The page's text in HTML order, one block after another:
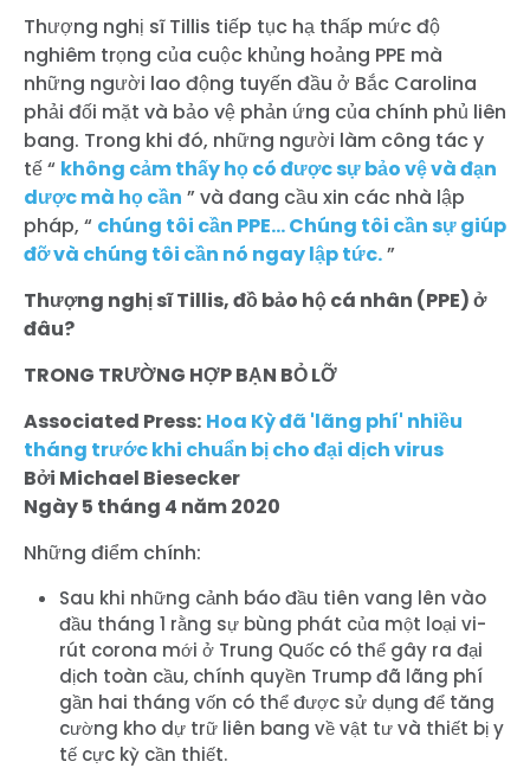
Thượng nghị sĩ Tillis tiếp tục hạ thấp mức độ
nghiêm trọng của cuộc khủng hoảng PPE mà
những người lao động tuyến đầu ở Bắc Carolina
phải đối mặt và bảo vệ phản ứng của chính phủ liên
bang. Trong khi đó, những người làm công tác y
tế “ không cảm thấy họ có được sự bảo vệ và đạn
dược mà họ cần ” và đang cầu xin các nhà lập
pháp, “ chúng tôi cần PPE… Chúng tôi cần sự giúp
đỡ và chúng tôi cần nó ngay lập tức.”
Thượng nghị sĩ Tillis, đồ bảo hộ cá nhân (PPE) ở
đâu?
TRONG TRƯỜNG HỢP BẠN BỎ LỠ
Associated Press: Hoa Kỳ đã 'lãng phí' nhiều
tháng trước khi chuẩn bị cho đại dịch virus
Bởi Michael Biesecker
Ngày 5 tháng 4 năm 2020
Những điểm chính:
Sau khi những cảnh báo đầu tiên vang lên vào
đầu tháng 1 rằng sự bùng phát của một loại vi-
rút corona mới ở Trung Quốc có thể gây ra đại
dịch toàn cầu, chính quyền Trump đã lãng phí
gần hai tháng vốn có thể được sử dụng để tăng
cường kho dự trữ liên bang về vật tư và thiết bị y
tế cực kỳ cần thiết.